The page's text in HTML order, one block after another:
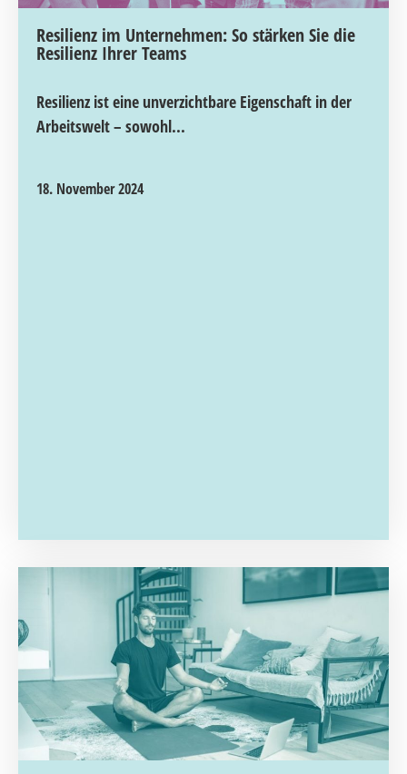
Resilienz im Unternehmen: So stärken Sie die
Resilienz Ihrer Teams
Resilienz ist eine unverzichtbare Eigenschaft in der
Arbeitswelt – sowohl...
18. November 2024